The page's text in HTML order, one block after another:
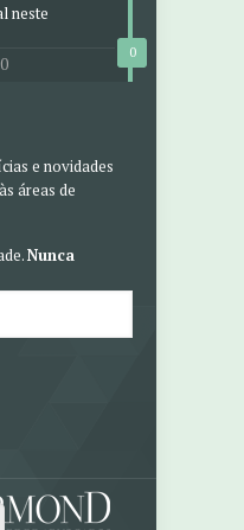
0
neste
e novidades
áreas de
Nunca